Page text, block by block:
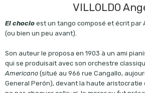
VILLOLDO
El chocloest un tango composé et écrit par
(ou bien un peu avant).
Son auteur le proposa en 1903 à un ami
qui se produisait avec son orchestre
Americano(situé au 966 rue Cangallo,
General Perón), devant la haute aristocratie